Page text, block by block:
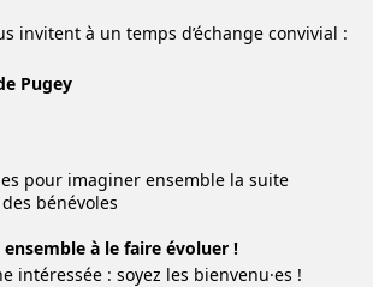
invitent à un temps d’échange convivial :
Pugey
pour imaginer ensemble la suite
bénévoles
à le faire évoluer !
intéressée : soyez les bienvenu·es !